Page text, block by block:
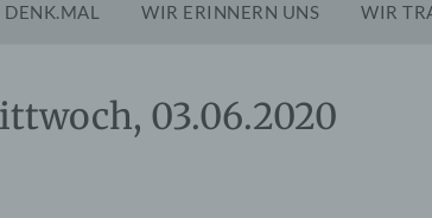
DENK.MAL WIR ERINNERN UNS WIR
03.06.2020